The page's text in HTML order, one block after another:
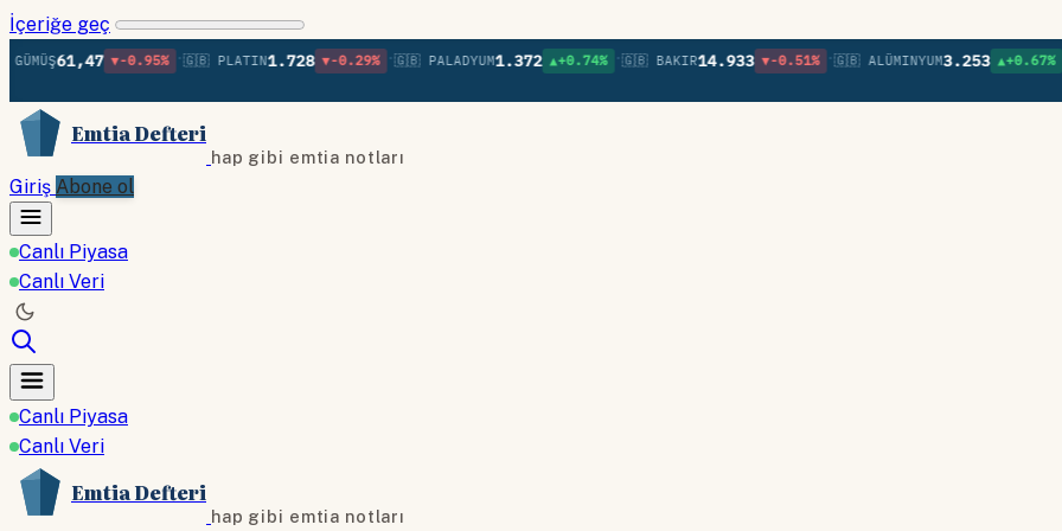
İçeriğe geç
61,47 ▼-0.95% •🇬🇧 PLATIN1.728 ▼-0.29% •🇬🇧 PALADYUM1.372 ▲+0.74% •🇬🇧 BAKIR 14.933 ▼-0.51% •🇬🇧 ALÜMINYUM3.253 ▲+0.67% •🇬🇧
Emtia Defteri
hap gibi emtia notları
Giriş Abone ol
Canlı Piyasa
Canlı Veri
Canlı Piyasa
Canlı Veri
Emtia Defteri
hap gibi emtia notları